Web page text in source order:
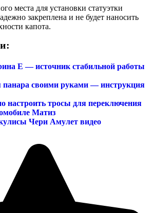
места для установки статуэтки
закреплена и не будет наносить
капота.
Е — источник стабильной работы
панара своими руками — инструкция
настроить тросы для переключения
Матиз
Чери Амулет видео